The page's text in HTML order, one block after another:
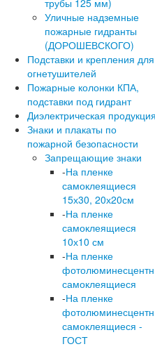
Уличные надземные
пожарные гидранты
(ДОРОШЕВСКОГО)
Подставки и крепления для
огнетушителей
Пожарные колонки КПА,
подставки под гидрант
Диэлектрическая
Знаки и плакаты по
пожарной безопасности
Запрещающие знаки
-На пленке
самоклеящиеся
15х30, 20х20см
-На пленке
самоклеящиеся
10х10 см
-На пленке
самоклеящиеся
-На пленке
самоклеящиеся -
ГОСТ